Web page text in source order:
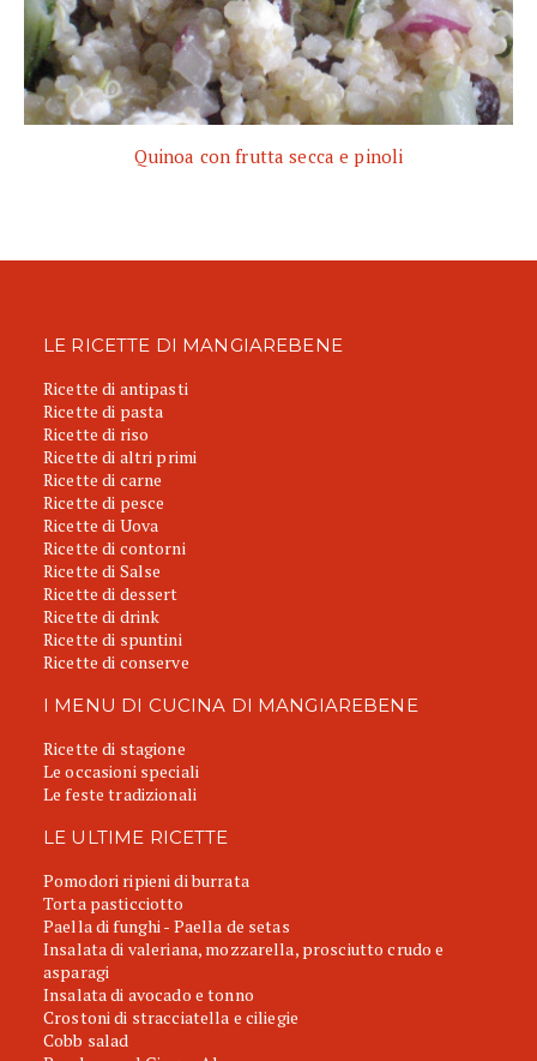
Quinoa con frutta secca e pinoli
LE RICETTE DI MANGIAREBENE
Ricette di antipasti
Ricette di pasta
Ricette di riso
Ricette di altri primi
Ricette di carne
Ricette di pesce
Ricette di Uova
Ricette di contorni
Ricette di Salse
Ricette di dessert
Ricette di drink
Ricette di spuntini
Ricette di conserve
I MENU DI CUCINA DI MANGIAREBENE
Ricette di stagione
Le occasioni speciali
Le feste tradizionali
LE ULTIME RICETTE
Pomodori ripieni di burrata
Torta pasticciotto
Paella di funghi - Paella de setas
Insalata di valeriana, mozzarella, prosciutto crudo e
asparagi
Insalata di avocado e tonno
Crostoni di stracciatella e ciliegie
Cobb salad